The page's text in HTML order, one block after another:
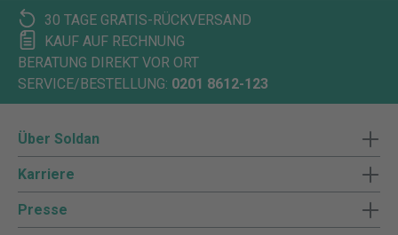
30 TAGE GRATIS-RÜCKVERSAND
KAUF AUF RECHNUNG
BERATUNG DIREKT VOR ORT
SERVICE/BESTELLUNG: 0201 8612-123
Über Soldan
Karriere
Presse